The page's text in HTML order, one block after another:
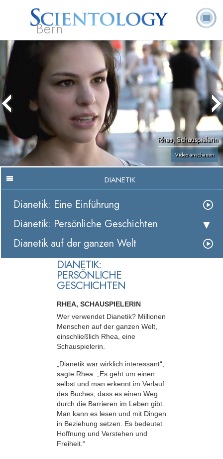
Bern
L. Ron
Hubbard
Was ist
Ehrenamtliche
Geistliche
Häufig gestellte
Fragen
Bücher
Rhea, Schauspielerin
Video anschauen
DIANETIK
Dianetik: Eine Einführung
Dianetik: Persönliche Geschichten
Dianetik auf der ganzen Welt
DIANETIK:
PERSÖNLICHE
GESCHICHTEN
RHEA, SCHAUSPIELERIN
Wer verwendet Dianetik? Millionen
Menschen auf der ganzen Welt,
einschließlich Rhea, eine
Schauspielerin.
„Dianetik war wirklich interessant“,
sagte Rhea. „Es geht um einen
selbst und man erkennt im Verlauf
des Buches, dass es einen Weg
durch die Barrieren im Leben gibt.
Man kann es lesen und mit Dingen
in Beziehung setzen. Es bedeutet
Hoffnung und Verstehen und
Freiheit.“